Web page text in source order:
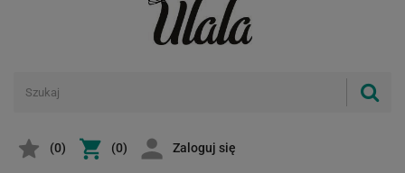
(0) (0) Zaloguj się